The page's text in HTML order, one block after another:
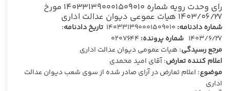
رای وحدت رویه شماره ۱۴‍۰۳۳۱۳۹‍۰‍۰‍۰۱۵‍۰۹‍۰۱‍۰ مورخ
۱۴‍۰۳/‍۰۶/۲۷ هیات عموعی دیوان عدالت اداری
شماره دادنامه: تاریخ دادنامه:
۱۴۰۳/۶/۲۷ شماره پرونده:
مرجع رسیدگی: هیات عمومی دیوان عدالت اداری
اعلام کننده تعارض: آقای امید محمدی
موضوع: اعلام تعارض در آرای صادر شده از سوی شعب دیوان عدالت
اداری